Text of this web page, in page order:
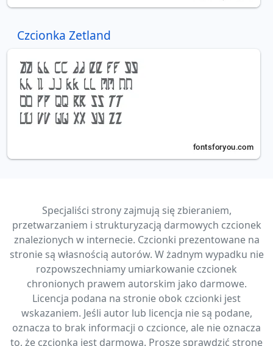
Czcionka Zetland
Specjaliści strony zajmują się zbieraniem,
przetwarzaniem i strukturyzacją darmowych czcionek
znalezionych w internecie. Czcionki prezentowane na
stronie są własnością autorów. W żadnym wypadku nie
rozpowszechniamy umiarkowanie czcionek
chronionych prawem autorskim jako darmowe.
Licencja podana na stronie obok czcionki jest
wskazaniem. Jeśli autor lub licencja nie są podane,
oznacza to brak informacji o czcionce, ale nie oznacza
to, że czcionka jest darmowa. Proszę sprawdzić stronę